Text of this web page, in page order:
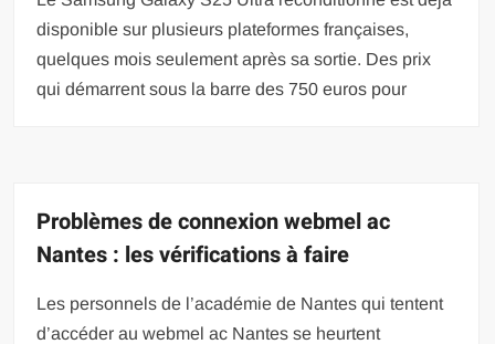
disponible sur plusieurs plateformes françaises,
quelques mois seulement après sa sortie. Des prix
qui démarrent sous la barre des 750 euros pour
Problèmes de connexion webmel ac
Nantes : les vérifications à faire
Les personnels de l’académie de Nantes qui tentent
d’accéder au webmel ac Nantes se heurtent